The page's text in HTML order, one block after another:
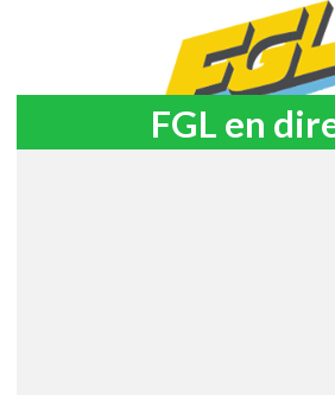
FGL en